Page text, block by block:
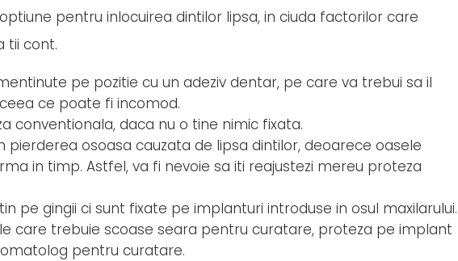
pentru inlocuirea dintilor lipsa, in ciuda factorilor care
tii cont.
pe pozitie cu un adeziv dentar, pe care va trebui sa il
ce poate fi incomod.
conventionala, daca nu o tine nimic fixata.
osoasa cauzata de lipsa dintilor, deoarece oasele
in timp. Astfel, va fi nevoie sa iti reajustezi mereu proteza
pe gingii ci sunt fixate pe implanturi introduse in osul maxilarului.
care trebuie scoase seara pentru curatare, proteza pe implant
pentru curatare.